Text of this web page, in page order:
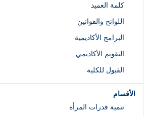
كلمة العميد
اللوائح والقوانين
البرامج الأكاديمية
التقويم الأكاديمي
القبول للكلية
الأقسام
تنمية قدرات المرأة